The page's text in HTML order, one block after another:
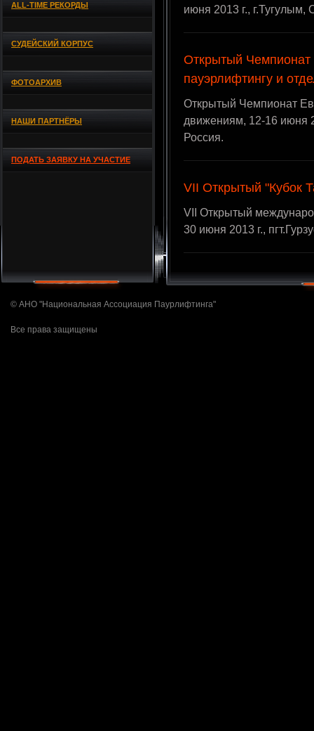
ALL-TIME РЕКОРДЫ
СУДЕЙСКИЙ КОРПУС
ФОТОАРХИВ
НАШИ ПАРТНЁРЫ
ПОДАТЬ ЗАЯВКУ НА УЧАСТИЕ
июня 2013 г., г.Тугулым,
Открытый Чемпионат
пауэрлифтингу и
Открытый Чемпионат
движениям, 12-16 июня
Россия.
VII Открытый "Кубок
VII Открытый
30 июня 2013 г.,
© АНО "Национальная Ассоциация Паурлифтинга"
Все права защищены